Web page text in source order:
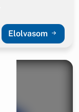
Elolvasom